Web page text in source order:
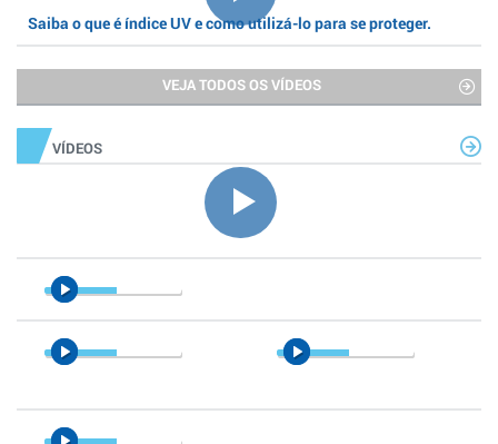
Saiba o que é índice UV e como utilizá-lo para se proteger.
VEJA TODOS OS VÍDEOS
VÍDEOS